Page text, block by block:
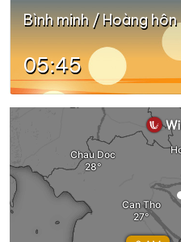
Bình minh / Hoàng hôn
05:45